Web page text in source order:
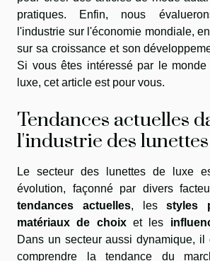
pratiques. Enfin, nous
l'industrie sur l'économie mondiale,
sur sa croissance et son
Si vous êtes intéressé par le
luxe, cet article est pour vous.
Tendances actuelles
l'industrie des
Le secteur des lunettes de luxe
évolution, façonné par divers
tendances actuelles, lesstyles
matériaux de choixet les
Dans un secteur aussi dynamique, il
comprendre la tendance du